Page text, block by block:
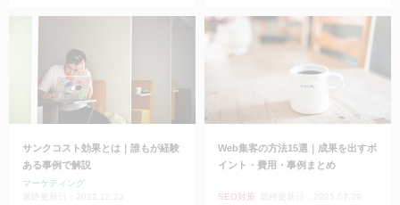
サンクコスト効果とは｜誰もが経験
ある事例で解説
マーケティング
Web集客の方法15選｜成果を出すポ
イント・費用・事例まとめ
SEO対策